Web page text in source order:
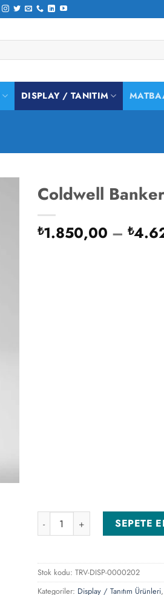
DISPLAY / TANITIM
Coldwell
₺1.850,00 – ₺
Coldwell Banker Roll-Up 04
SEPETE
Stok kodu: TRV-DISP-0000202
Kategoriler: Display / Tanıtım Ürünleri,